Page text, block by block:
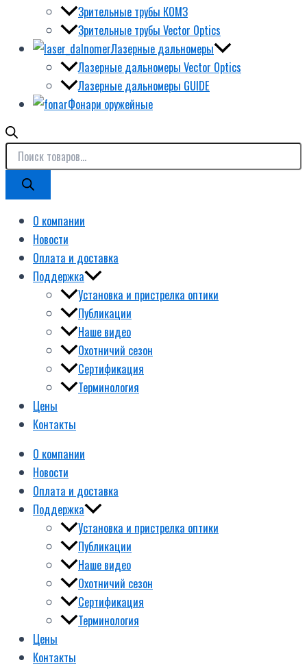
Зрительные трубы КОМЗ
Зрительные трубы Vector Optics
Лазерные дальномеры
Лазерные дальномеры Vector Optics
Лазерные дальномеры GUIDE
Фонари оружейные
О компании
Новости
Оплата и доставка
Поддержка
Установка и пристрелка оптики
Публикации
Наше видео
Охотничий сезон
Сертификация
Терминология
Цены
Контакты
О компании
Новости
Оплата и доставка
Поддержка
Установка и пристрелка оптики
Публикации
Наше видео
Охотничий сезон
Сертификация
Терминология
Цены
Контакты